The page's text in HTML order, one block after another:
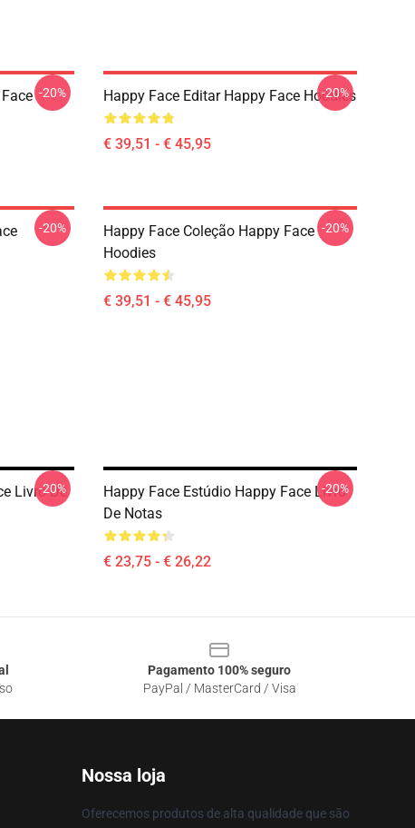
-20% Happy Face Editar Happy Face Hoodies
€ 39,51 - € 45,95
-20%
-20%
Happy Face Coleção Happy Face
Hoodies
€ 39,51 - € 45,95
-20%
Livro De
-20%
Happy Face Estúdio Happy Face Livro
De Notas
€ 23,75 - € 26,22
-20%
Pagamento 100% seguro
PayPal / MasterCard / Visa
Nossa loja
Oferecemos produtos de alta qualidade que são